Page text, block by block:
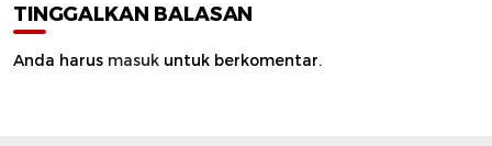
TINGGALKAN BALASAN
Anda harus masuk untuk berkomentar.